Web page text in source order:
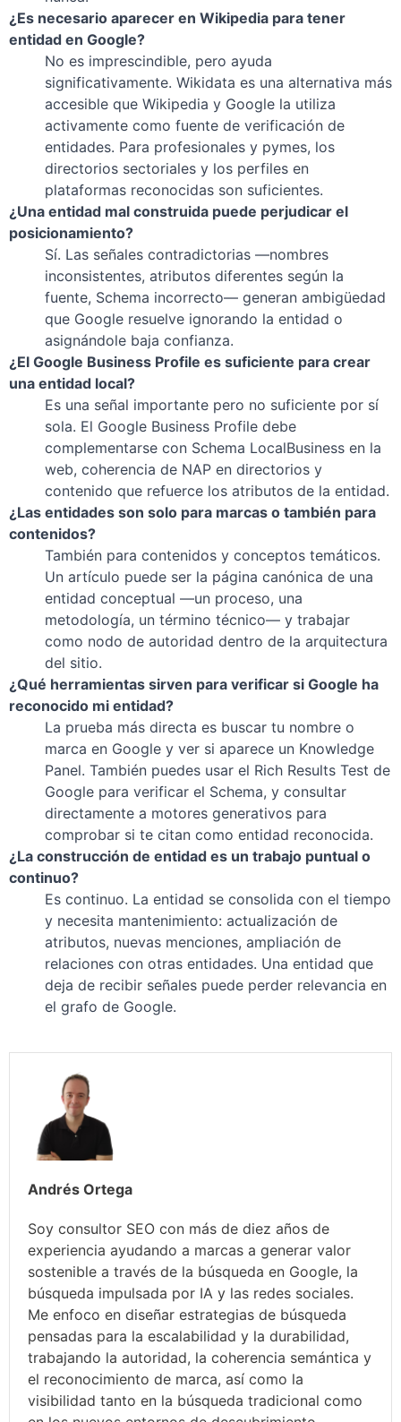
¿Es necesario aparecer en Wikipedia para tener
entidad en Google?
No es imprescindible, pero ayuda
significativamente. Wikidata es una alternativa más
accesible que Wikipedia y Google la utiliza
activamente como fuente de verificación de
entidades. Para profesionales y pymes, los
directorios sectoriales y los perfiles en
plataformas reconocidas son suficientes.
¿Una entidad mal construida puede perjudicar el
posicionamiento?
Sí. Las señales contradictorias —nombres
inconsistentes, atributos diferentes según la
fuente, Schema incorrecto— generan ambigüedad
que Google resuelve ignorando la entidad o
asignándole baja confianza.
¿El Google Business Profile es suficiente para crear
una entidad local?
Es una señal importante pero no suficiente por sí
sola. El Google Business Profile debe
complementarse con Schema LocalBusiness en la
web, coherencia de NAP en directorios y
contenido que refuerce los atributos de la entidad.
¿Las entidades son solo para marcas o también para
contenidos?
También para contenidos y conceptos temáticos.
Un artículo puede ser la página canónica de una
entidad conceptual —un proceso, una
metodología, un término técnico— y trabajar
como nodo de autoridad dentro de la arquitectura
del sitio.
¿Qué herramientas sirven para verificar si Google ha
reconocido mi entidad?
La prueba más directa es buscar tu nombre o
marca en Google y ver si aparece un Knowledge
Panel. También puedes usar el Rich Results Test de
Google para verificar el Schema, y consultar
directamente a motores generativos para
comprobar si te citan como entidad reconocida.
¿La construcción de entidad es un trabajo puntual o
continuo?
Es continuo. La entidad se consolida con el tiempo
y necesita mantenimiento: actualización de
atributos, nuevas menciones, ampliación de
relaciones con otras entidades. Una entidad que
deja de recibir señales puede perder relevancia en
el grafo de Google.
Andrés Ortega
Soy consultor SEO con más de diez años de
experiencia ayudando a marcas a generar valor
sostenible a través de la búsqueda en Google, la
búsqueda impulsada por IA y las redes sociales.
Me enfoco en diseñar estrategias de búsqueda
pensadas para la escalabilidad y la durabilidad,
trabajando la autoridad, la coherencia semántica y
el reconocimiento de marca, así como la
visibilidad tanto en la búsqueda tradicional como